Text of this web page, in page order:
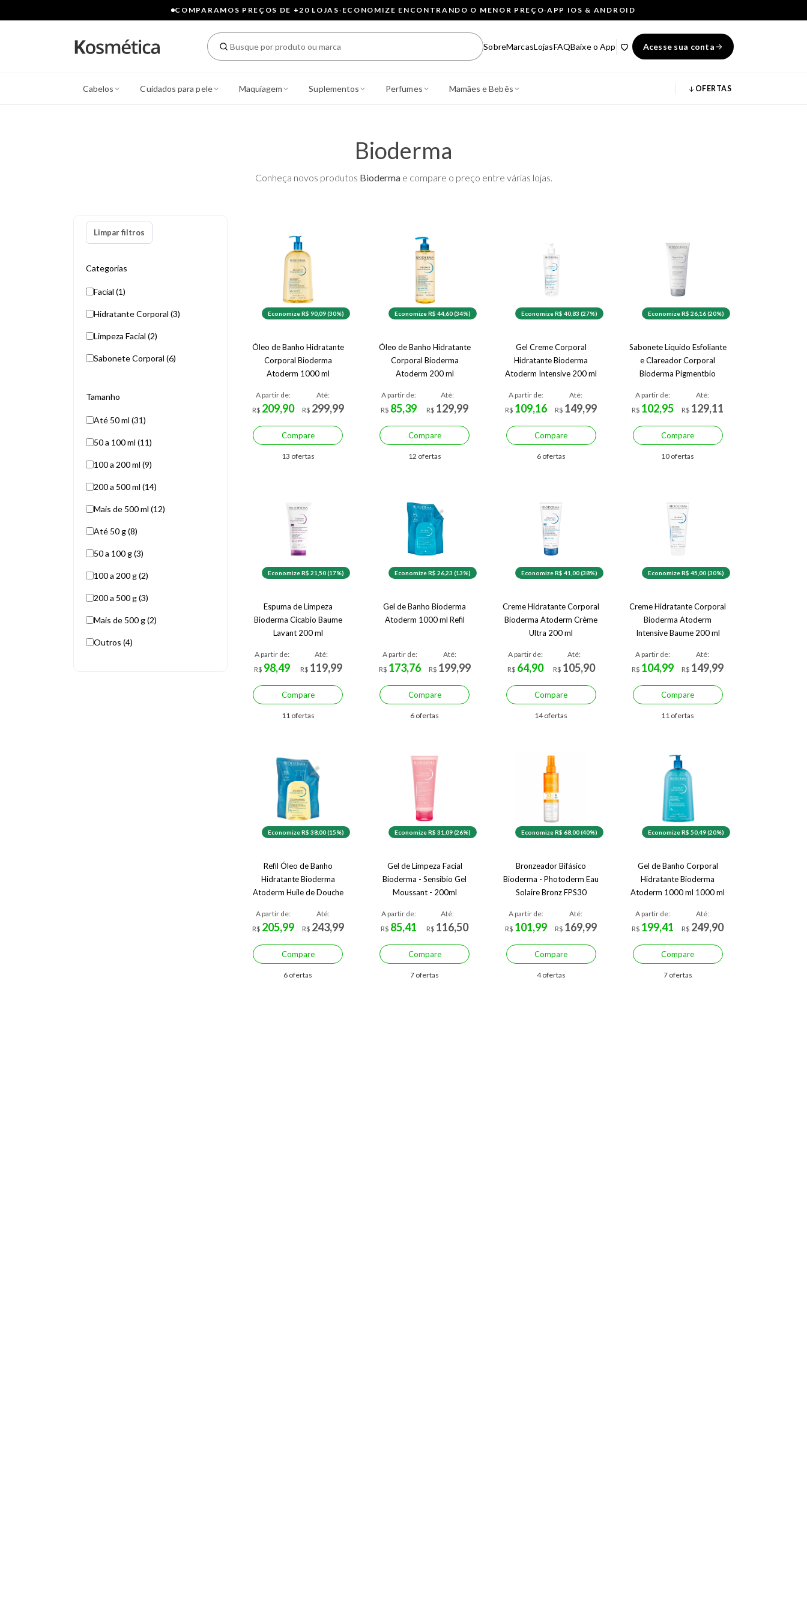
COMPARAMOS PREÇOS DE +20 LOJAS· ECONOMIZE ENCONTRANDO O MENOR PREÇO·APP IOS & ANDROID
SobreMarcasLojasFAQBaixe o App Acesse sua conta
Cabelos Cuidados para pele Maquiagem Suplementos Perfumes Mamães e Bebês OFERTAS
Bioderma
Conheça novos produtos Biodermae compare o preço entre várias lojas.
Limpar filtros
Categorias
Facial (1)
Hidratante Corporal (3)
Limpeza Facial (2)
Sabonete Corporal (6)
Tamanho
Até 50 ml (31)
50 a 100 ml (11)
100 a 200 ml (9)
200 a 500 ml (14)
Mais de 500 ml (12)
Até 50 g (8)
50 a 100 g (3)
100 a 200 g (2)
200 a 500 g (3)
Mais de 500 g (2)
Outros (4)
Economize R$ 90,09 (30%)
Óleo de Banho Hidratante
Corporal Bioderma
Atoderm 1000 ml
A partir de:
R$ 209,90
Até:
R$ 299,99
Compare
13 ofertas
Economize R$ 44,60 (34%)
Óleo de Banho Hidratante
Corporal Bioderma
Atoderm 200 ml
A partir de:
R$ 85,39
Até:
R$ 129,99
Compare
12 ofertas
Economize R$ 40,83 (27%)
Gel Creme Corporal
Hidratante Bioderma
Atoderm Intensive 200 ml
A partir de:
R$ 109,16
Até:
R$ 149,99
Compare
6 ofertas
Economize R$ 26,16 (20%)
Sabonete Líquido Esfoliante
e Clareador Corporal
Bioderma Pigmentbio
A partir de:
R$ 102,95
Até:
R$ 129,11
Compare
10 ofertas
Economize R$ 21,50 (17%)
Espuma de Limpeza
Bioderma Cicabio Baume
Lavant 200 ml
A partir de:
R$ 98,49
Até:
R$ 119,99
Compare
11 ofertas
Economize R$ 26,23 (13%)
Gel de Banho Bioderma
Atoderm 1000 ml Refil
A partir de:
R$ 173,76
Até:
R$ 199,99
Compare
6 ofertas
Economize R$ 41,00 (38%)
Creme Hidratante Corporal
Bioderma Atoderm Crème
Ultra 200 ml
A partir de:
R$ 64,90
Até:
R$ 105,90
Compare
14 ofertas
Economize R$ 45,00 (30%)
Creme Hidratante Corporal
Bioderma Atoderm
Intensive Baume 200 ml
A partir de:
R$ 104,99
Até:
R$ 149,99
Compare
11 ofertas
Economize R$ 38,00 (15%)
Refil Óleo de Banho
Hidratante Bioderma
Atoderm Huile de Douche
A partir de:
R$ 205,99
Até:
R$ 243,99
Compare
6 ofertas
Economize R$ 31,09 (26%)
Gel de Limpeza Facial
Bioderma - Sensibio Gel
Moussant - 200ml
A partir de:
R$ 85,41
Até:
R$ 116,50
Compare
7 ofertas
Economize R$ 68,00 (40%)
Bronzeador Bifásico
Bioderma - Photoderm Eau
Solaire Bronz FPS30
A partir de:
R$ 101,99
Até:
R$ 169,99
Compare
4 ofertas
Economize R$ 50,49 (20%)
Gel de Banho Corporal
Hidratante Bioderma
Atoderm 1000 ml 1000 ml
A partir de:
R$ 199,41
Até:
R$ 249,90
Compare
7 ofertas